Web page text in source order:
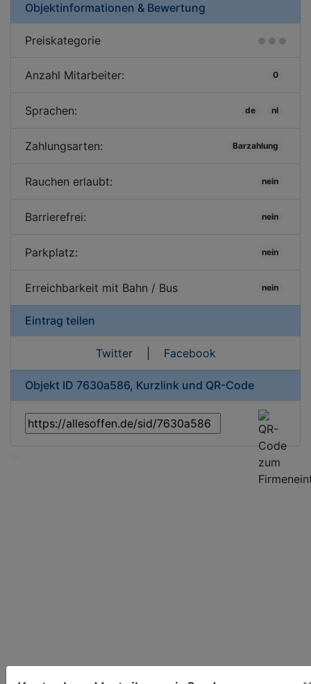
Objektinformationen & Bewertung
Preiskategorie
Anzahl Mitarbeiter: 0
Sprachen: de nl
Zahlungsarten: Barzahlung
Rauchen erlaubt: nein
Barrierefrei: nein
Parkplatz: nein
Erreichbarkeit mit Bahn / Bus nein
Eintrag teilen
Twitter| Facebook
Objekt ID 7630a586, Kurzlink und QR-Code